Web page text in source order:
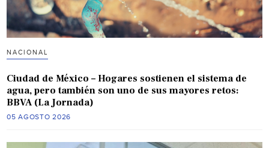
NACIONAL
Ciudad de México – Hogares sostienen el sistema de
agua, pero también son uno de sus mayores retos:
BBVA (La Jornada)
05 AGOSTO 2026